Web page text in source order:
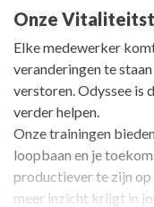
Onze
Elke medewerker
veranderingen te
verstoren. Odyssee is
verder helpen.
Onze trainingen
loopbaan en je
productiever te zijn op
meer inzicht krijgt in